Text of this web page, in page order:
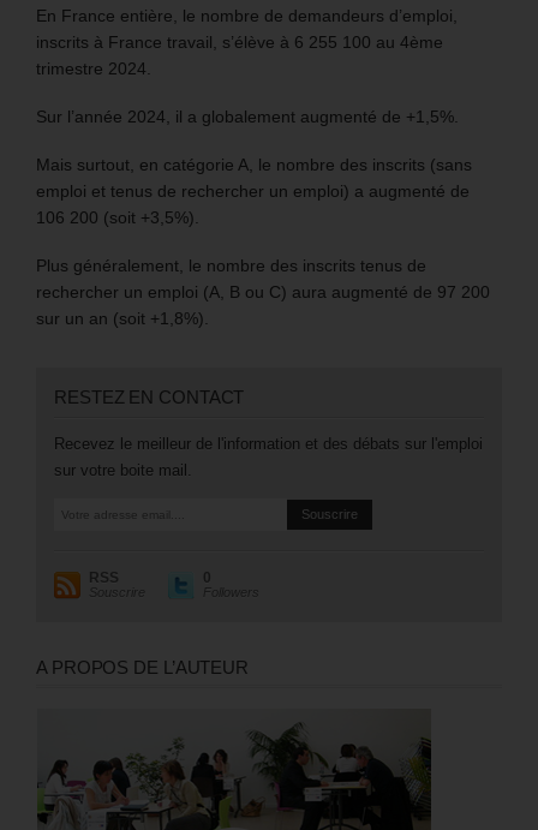
En France entière, le nombre de demandeurs d’emploi,
inscrits à France travail, s’élève à 6 255 100 au 4ème
trimestre 2024.
Sur l’année 2024, il a globalement augmenté de +1,5%.
Mais surtout, en catégorie A, le nombre des inscrits (sans
emploi et tenus de rechercher un emploi) a augmenté de
106 200 (soit +3,5%).
Plus généralement, le nombre des inscrits tenus de
rechercher un emploi (A, B ou C) aura augmenté de 97 200
sur un an (soit +1,8%).
RESTEZ EN CONTACT
Recevez le meilleur de l'information et des débats sur l'emploi
sur votre boite mail.
RSS
Souscrire
0
Followers
A PROPOS DE L’AUTEUR